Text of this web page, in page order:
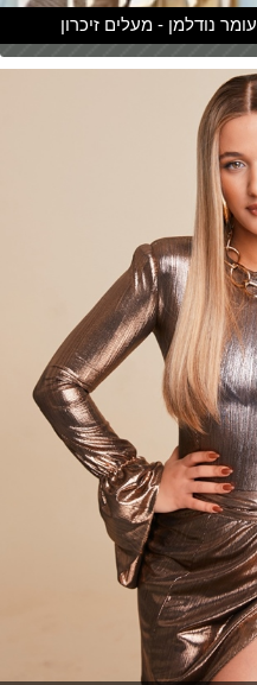
עומר נודלמן - מעלים זיכרון